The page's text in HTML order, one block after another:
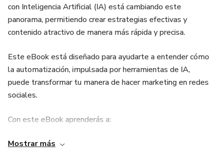
con Inteligencia Artificial (IA) está cambiando este
panorama, permitiendo crear estrategias efectivas y
contenido atractivo de manera más rápida y precisa.
Este eBook está diseñado para ayudarte a entender cómo
la automatización, impulsada por herramientas de IA,
puede transformar tu manera de hacer marketing en redes
sociales.
Con este eBook aprenderás a:
- Definir Estrategias de Social Media Automatizadas:
Mostrar más